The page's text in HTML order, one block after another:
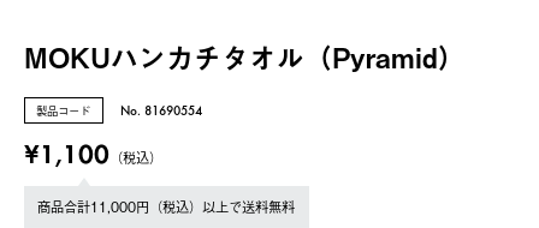
MOKUハンカチタオル（Pyramid）
製品コード No. 81690554
¥1,100 （税込）
商品合計11,000円（税込）以上で送料無料